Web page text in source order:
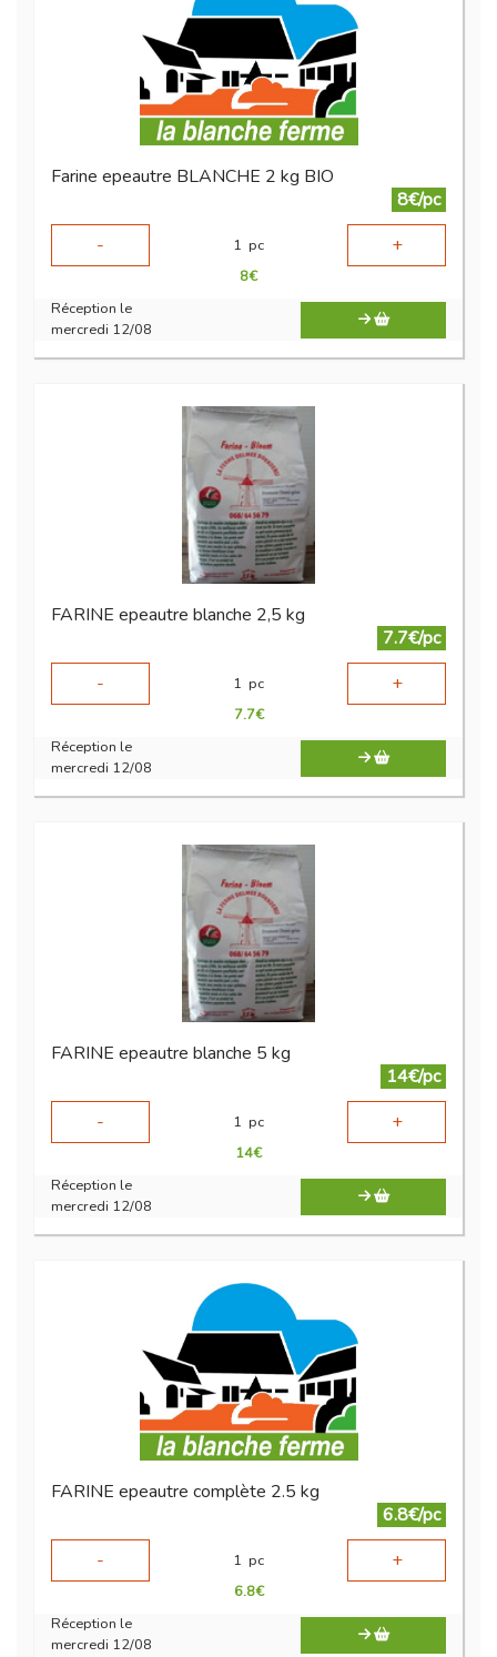
Farine epeautre BLANCHE 2 kg BIO
8€/pc
-
1 pc +
8€
Réception le
mercredi 12/08
FARINE epeautre blanche 2,5 kg
7.7€/pc
-
1 pc +
7.7€
Réception le
mercredi 12/08
FARINE epeautre blanche 5 kg
14€/pc
-
1 pc +
14€
Réception le
mercredi 12/08
FARINE epeautre complète 2.5 kg
6.8€/pc
-
1 pc +
6.8€
Réception le
mercredi 12/08